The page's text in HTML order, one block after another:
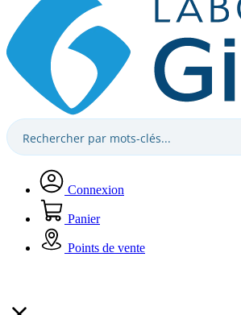
Connexion
Panier
Points de vente